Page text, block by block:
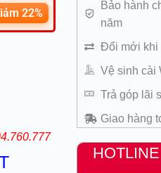
22% hiện
tại
299.000 ₫.
Bảo hành
năm
Đổi mới khi
Vệ sinh cài
Trả góp lãi
Giao hàng